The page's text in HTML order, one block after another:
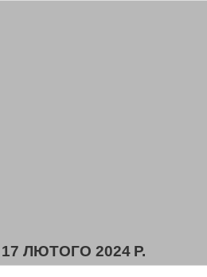
ЛЮТОГО 2024 Р.